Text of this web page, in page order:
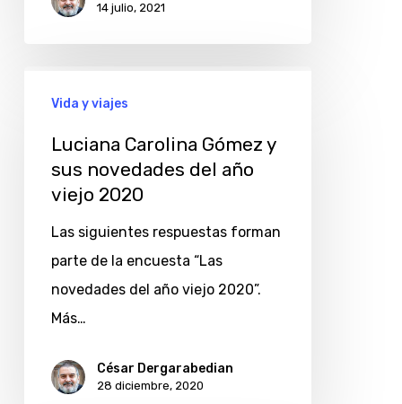
locales
14 julio, 2021
Carolina
Gómez
novedades
viejo
Vida y viajes
Luciana Carolina Gómez y
sus novedades del año
viejo 2020
Las siguientes respuestas forman
parte de la encuesta “Las
novedades del año viejo 2020”.
Más…
César Dergarabedian
28 diciembre, 2020